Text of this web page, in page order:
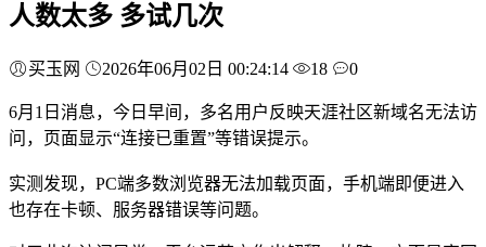
人数太多 多试几次
买玉网 2026年06月02日 00:24:14 18 0
6月1日消息，今日早间，多名用户反映天涯社区新域名无法访
问，页面显示“连接已重置”等错误提示。
实测发现，PC端多数浏览器无法加载页面，手机端即便进入
也存在卡顿、服务器错误等问题。